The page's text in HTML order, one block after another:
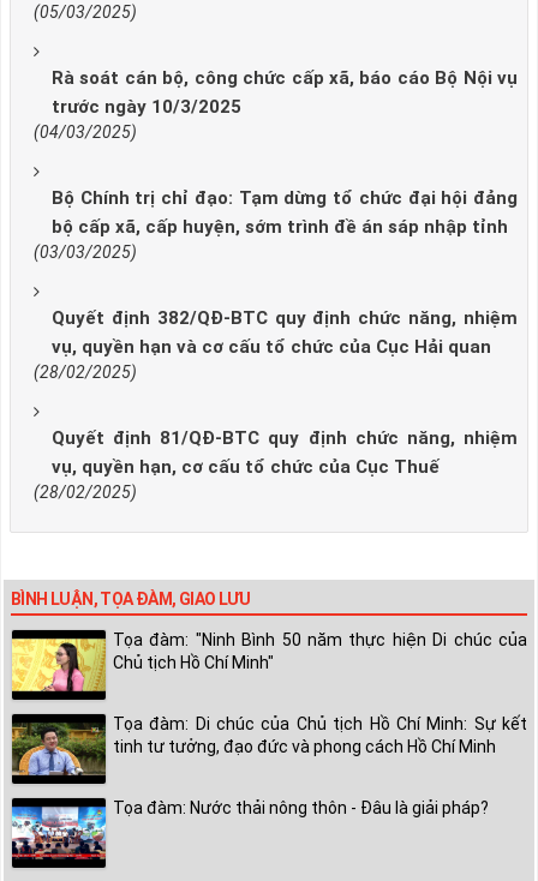
(05/03/2025)
Rà soát cán bộ, công chức cấp xã, báo cáo Bộ Nội vụ
trước ngày 10/3/2025
(04/03/2025)
Bộ Chính trị chỉ đạo: Tạm dừng tổ chức đại hội đảng
bộ cấp xã, cấp huyện, sớm trình đề án sáp nhập tỉnh
(03/03/2025)
Quyết định 382/QĐ-BTC quy định chức năng, nhiệm
vụ, quyền hạn và cơ cấu tổ chức của Cục Hải quan
(28/02/2025)
Quyết định 81/QĐ-BTC quy định chức năng, nhiệm
vụ, quyền hạn, cơ cấu tổ chức của Cục Thuế
(28/02/2025)
BÌNH LUẬN, TỌA ĐÀM, GIAO LƯU
Tọa đàm: "Ninh Bình 50 năm thực hiện Di chúc của
Chủ tịch Hồ Chí Minh"
Tọa đàm: Di chúc của Chủ tịch Hồ Chí Minh: Sự kết
tinh tư tưởng, đạo đức và phong cách Hồ Chí Minh
Tọa đàm: Nước thải nông thôn - Đâu là giải pháp?